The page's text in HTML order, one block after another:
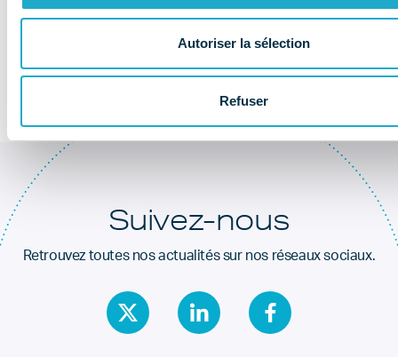
Autoriser la sélection
Refuser
Au coeur de la
santé dentaire
Suivez-nous
Retrouvez toutes nos actualités sur nos réseaux sociaux.